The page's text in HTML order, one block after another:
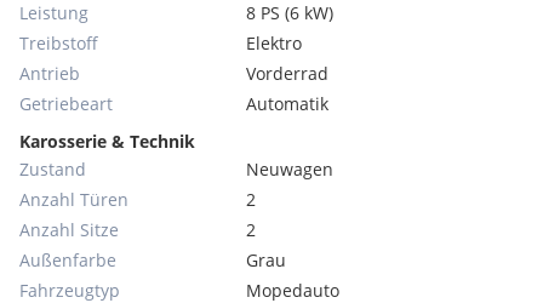
Leistung
8 PS (6 kW)
Treibstoff
Elektro
Antrieb
Vorderrad
Getriebeart
Automatik
Karosserie & Technik
Zustand
Neuwagen
Anzahl Türen
2
Anzahl Sitze
2
Außenfarbe
Grau
Fahrzeugtyp
Mopedauto